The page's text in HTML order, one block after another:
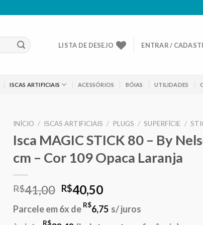
LISTA DE DESEJO ENTRAR /
ISCAS ARTIFICIAIS ACESSÓRIOS BÓIAS UTILIDADES
INÍCIO / ISCAS ARTIFICIAIS / PLUGS / SUPERFÍCIE /
Isca MAGIC STICK 80 – By
cm – Cor 109 Opaca Laranja
R$41,00 O
preço
original
R$40,50O
atual
Parcele em 6x de R$6,75 s/ juros
R$